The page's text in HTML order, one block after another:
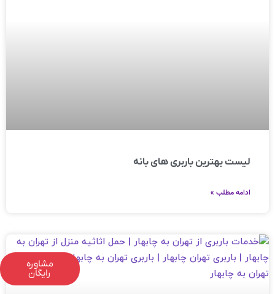
لیست بهترین باربری های بانه
ادامه مطلب »
مشاوره
رایگان